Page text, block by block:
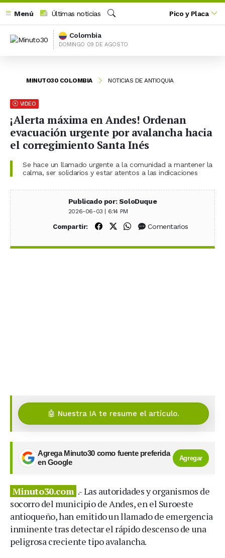
Menú
Últimas noticias
Buscar
Pico y Placa
Colombia
DOMINGO 09 DE AGOSTO
MINUTO30 COLOMBIA NOTICIAS DE ANTIOQUIA
VIDEO
¡Alerta máxima en Andes! Ordenan
evacuación urgente por avalancha hacia
el corregimiento Santa Inés
Se hace un llamado urgente a la comunidad a mantener la
calma, ser solidarios y estar atentos a las indicaciones
Publicado por: SoloDuque
2026-06-03 | 6:14 PM
Compartir: Compartir en Facebook
Compartir en X (Twitter)
Compartir en WhatsApp
Comentarios
🤖 Nuestra IA te resume el artículo.
Agrega Minuto30 como fuente preferida
en Google
Agregar
Minuto30.com .- Las autoridades y organismos de
socorro del municipio de Andes, en el Suroeste
antioqueño, han emitido un llamado de emergencia
inminente tras detectar el rápido descenso de una
peligrosa creciente tipo avalancha.